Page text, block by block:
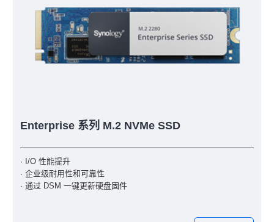
Enterprise 系列 M.2 NVMe SSD
· I/O 性能提升
· 企业级耐用性和可靠性
· 通过 DSM 一键更新硬盘固件